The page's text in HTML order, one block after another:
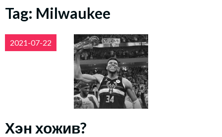
Tag: Milwaukee
2021-07-22
Хэн хожив?